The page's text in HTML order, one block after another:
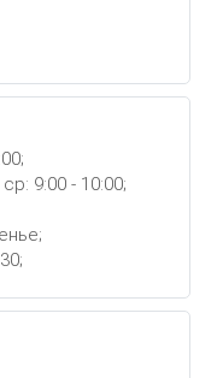
9:00 - 10:00;